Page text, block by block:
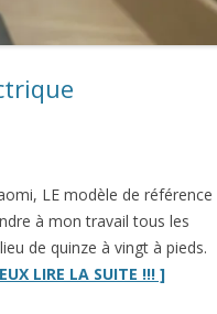
LE modèle de référence
à mon travail tous les
de quinze à vingt à pieds.
LIRE LA SUITE !!! ]“Survivre